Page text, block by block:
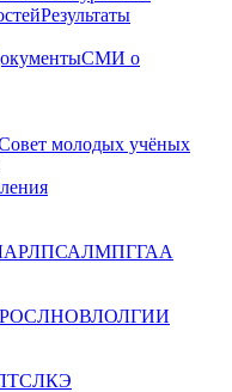
Результаты
СМИ о
молодых учёных
ЛПСАЛМПГГАА
ЛНОВЛОЛГИИ
ЛКЭ